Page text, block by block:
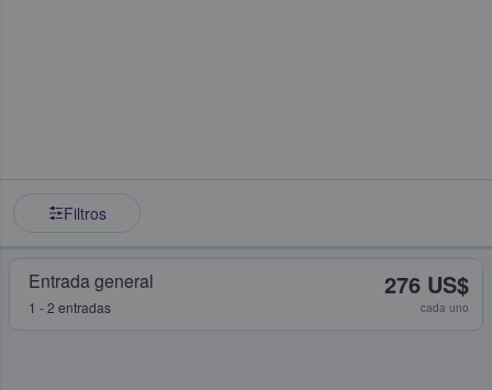
Filtros
Entrada general
1 - 2 entradas
276 US$
cada uno